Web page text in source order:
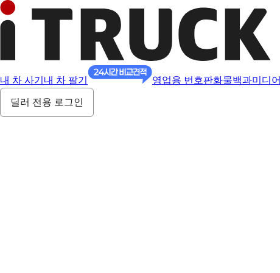
내 차 사기 내 차 팔기 영업용 번호판화물백과미디어
딜러 전용 로그인